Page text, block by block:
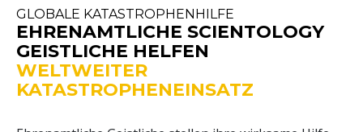
GLOBALE KATASTROPHENHILFE
EHRENAMTLICHE SCIENTOLOGY
GEISTLICHE HELFEN
WELTWEITER
KATASTROPHENEINSATZ